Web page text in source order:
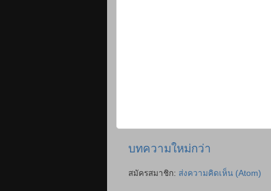
บทความใหม่กว่า
สมัครสมาชิก: ส่งความคิดเห็น (Atom)